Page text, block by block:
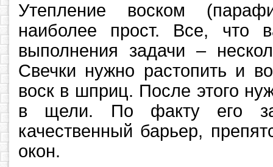
Утепление воском
наиболее прост. Все, что
выполнения задачи –
Свечки нужно растопить и
воск в шприц. После этого
в щели. По факту его
качественный барьер,
окон.